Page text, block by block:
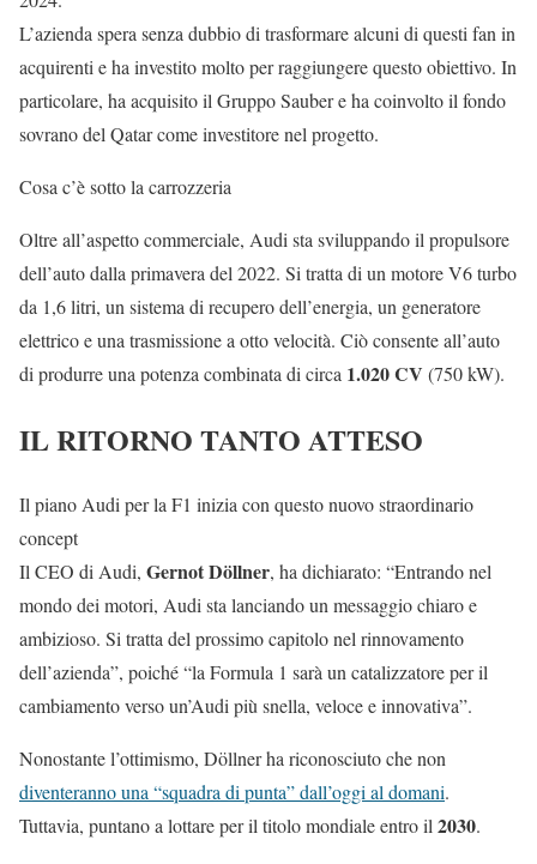
L’azienda spera senza dubbio di trasformare alcuni di questi fan in
acquirenti e ha investito molto per raggiungere questo obiettivo. In
particolare, ha acquisito il Gruppo Sauber e ha coinvolto il fondo
sovrano del Qatar come investitore nel progetto.
Cosa c’è sotto la carrozzeria
Oltre all’aspetto commerciale, Audi sta sviluppando il propulsore
dell’auto dalla primavera del 2022. Si tratta di un motore V6 turbo
da 1,6 litri, un sistema di recupero dell’energia, un generatore
elettrico e una trasmissione a otto velocità. Ciò consente all’auto
di produrre una potenza combinata di circa 1.020 CV (750 kW).
IL RITORNO TANTO ATTESO
Il piano Audi per la F1 inizia con questo nuovo straordinario
concept
Il CEO di Audi, Gernot Döllner, ha dichiarato: “Entrando nel
mondo dei motori, Audi sta lanciando un messaggio chiaro e
ambizioso. Si tratta del prossimo capitolo nel rinnovamento
dell’azienda”, poiché “la Formula 1 sarà un catalizzatore per il
cambiamento verso un’Audi più snella, veloce e innovativa”.
Nonostante l’ottimismo, Döllner ha riconosciuto che non
diventeranno una “squadra di punta” dall’oggi al domani.
Tuttavia, puntano a lottare per il titolo mondiale entro il2030.